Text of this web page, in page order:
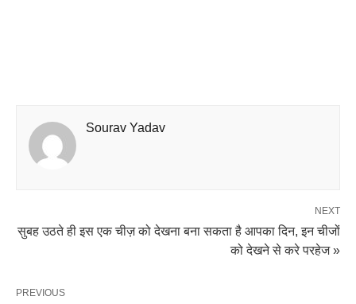
Sourav Yadav
NEXT
सुबह उठते ही इस एक चीज़ को देखना बना सकता है आपका दिन, इन चीजों
को देखने से करे परहेज »
PREVIOUS